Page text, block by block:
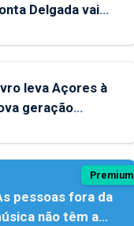
Delgada vai
leva Açores à
geração
Premium
pessoas fora da
não têm a